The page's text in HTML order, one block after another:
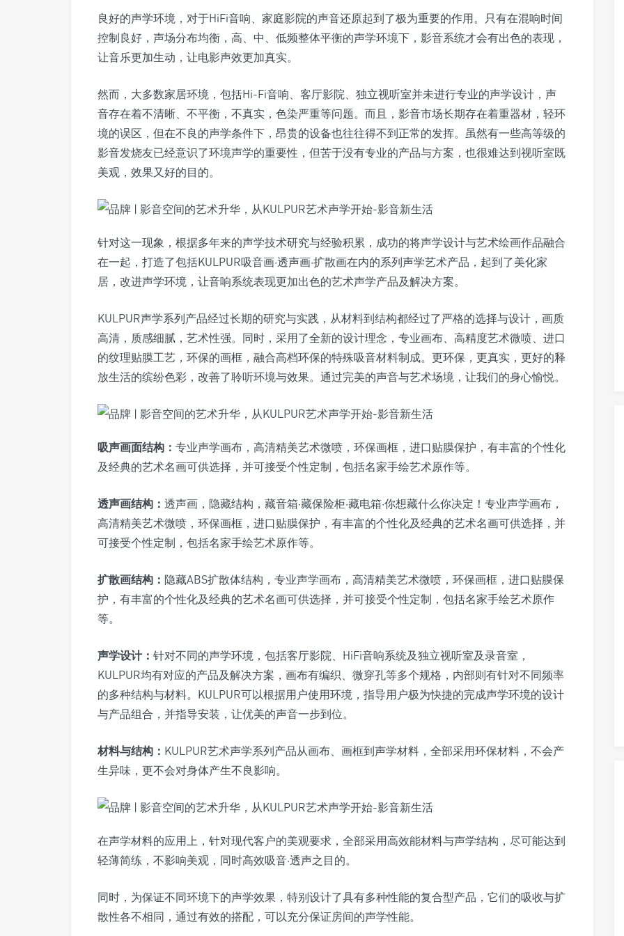
良好的声学环境，对于HiFi音响、家庭影院的声音还原起到了极为重要的作用。只有在混响时间
控制良好，声场分布均衡，高、中、低频整体平衡的声学环境下，影音系统才会有出色的表现，
让音乐更加生动，让电影声效更加真实。
然而，大多数家居环境，包括Hi-Fi音响、客厅影院、独立视听室并未进行专业的声学设计，声
音存在着不清晰、不平衡，不真实，色染严重等问题。而且，影音市场长期存在着重器材，轻环
境的误区，但在不良的声学条件下，昂贵的设备也往往得不到正常的发挥。虽然有一些高等级的
影音发烧友已经意识了环境声学的重要性，但苦于没有专业的产品与方案，也很难达到视听室既
美观，效果又好的目的。
针对这一现象，根据多年来的声学技术研究与经验积累，成功的将声学设计与艺术绘画作品融合
在一起，打造了包括KULPUR吸音画·透声画·扩散画在内的系列声学艺术产品，起到了美化家
居，改进声学环境，让音响系统表现更加出色的艺术声学产品及解决方案。
KULPUR声学系列产品经过长期的研究与实践，从材料到结构都经过了严格的选择与设计，画质
高清，质感细腻，艺术性强。同时，采用了全新的设计理念，专业画布、高精度艺术微喷、进口
的纹理贴膜工艺，环保的画框，融合高档环保的特殊吸音材料制成。更环保，更真实，更好的释
放生活的缤纷色彩，改善了聆听环境与效果。通过完美的声音与艺术场境，让我们的身心愉悦。
吸声画面结构： 专业声学画布，高清精美艺术微喷，环保画框，进口贴膜保护，有丰富的个性化
及经典的艺术名画可供选择，并可接受个性定制，包括名家手绘艺术原作等。
透声画结构： 透声画，隐藏结构，藏音箱·藏保险柜·藏电箱·你想藏什么你决定！专业声学画布，
高清精美艺术微喷，环保画框，进口贴膜保护，有丰富的个性化及经典的艺术名画可供选择，并
可接受个性定制，包括名家手绘艺术原作等。
扩散画结构： 隐藏ABS扩散体结构，专业声学画布，高清精美艺术微喷，环保画框，进口贴膜保
护，有丰富的个性化及经典的艺术名画可供选择，并可接受个性定制，包括名家手绘艺术原作
等。
声学设计： 针对不同的声学环境，包括客厅影院、HiFi音响系统及独立视听室及录音室，
KULPUR均有对应的产品及解决方案，画布有编织、微穿孔等多个规格，内部则有针对不同频率
的多种结构与材料。KULPUR可以根据用户使用环境，指导用户极为快捷的完成声学环境的设计
与产品组合，并指导安装，让优美的声音一步到位。
材料与结构： KULPUR艺术声学系列产品从画布、画框到声学材料，全部采用环保材料，不会产
生异味，更不会对身体产生不良影响。
在声学材料的应用上，针对现代客户的美观要求，全部采用高效能材料与声学结构，尽可能达到
轻薄简练，不影响美观，同时高效吸音·透声之目的。
同时，为保证不同环境下的声学效果，特别设计了具有多种性能的复合型产品，它们的吸收与扩
散性各不相同，通过有效的搭配，可以充分保证房间的声学性能。